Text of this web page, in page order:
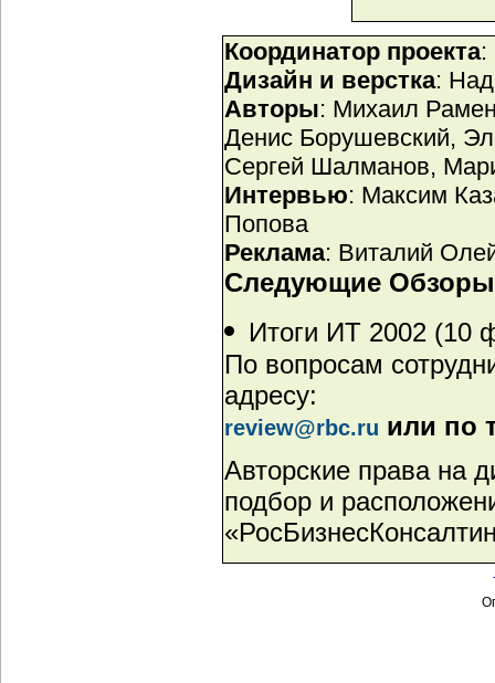
Координатор проекта:
Дизайн и верстка:
Авторы: Михаил
Денис Борушевский,
Сергей Шалманов,
Интервью: Максим
Попова
Реклама: Виталий
Следующие Обзоры
Итоги ИТ 2002 (10
По вопросам
адресу:
review@rbc.ru или по
Авторские права на
подбор и